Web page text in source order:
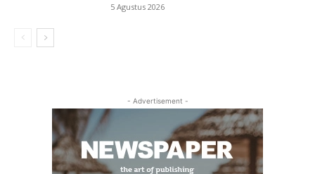
5 Agustus 2026
- Advertisement -